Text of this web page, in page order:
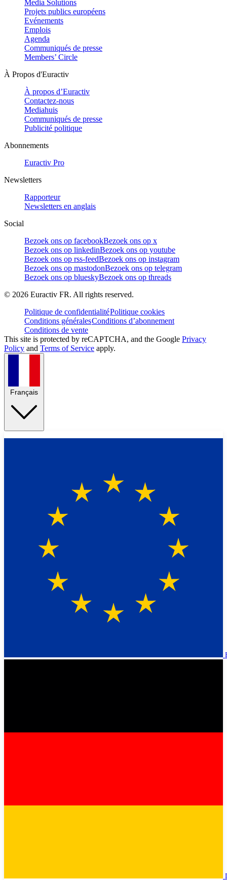
Media Solutions
Projets publics européens
Evénements
Emplois
Agenda
Communiqués de presse
Members’ Circle
À Propos d'Euractiv
À propos d’Euractiv
Contactez-nous
Mediahuis
Communiqués de presse
Publicité politique
Abonnements
Euractiv Pro
Newsletters
Rapporteur
Newsletters en anglais
Social
Bezoek ons op facebookBezoek ons op x
Bezoek ons op linkedinBezoek ons op youtube
Bezoek ons op rss-feedBezoek ons op instagram
Bezoek ons op mastodonBezoek ons op telegram
Bezoek ons op blueskyBezoek ons op threads
© 2026 Euractiv FR. All rights reserved.
Politique de confidentialitéPolitique cookies
Conditions généralesConditions d’abonnement
Conditions de vente
This site is protected by reCAPTCHA, and the Google Privacy
Policy and Terms of Service apply.
Français